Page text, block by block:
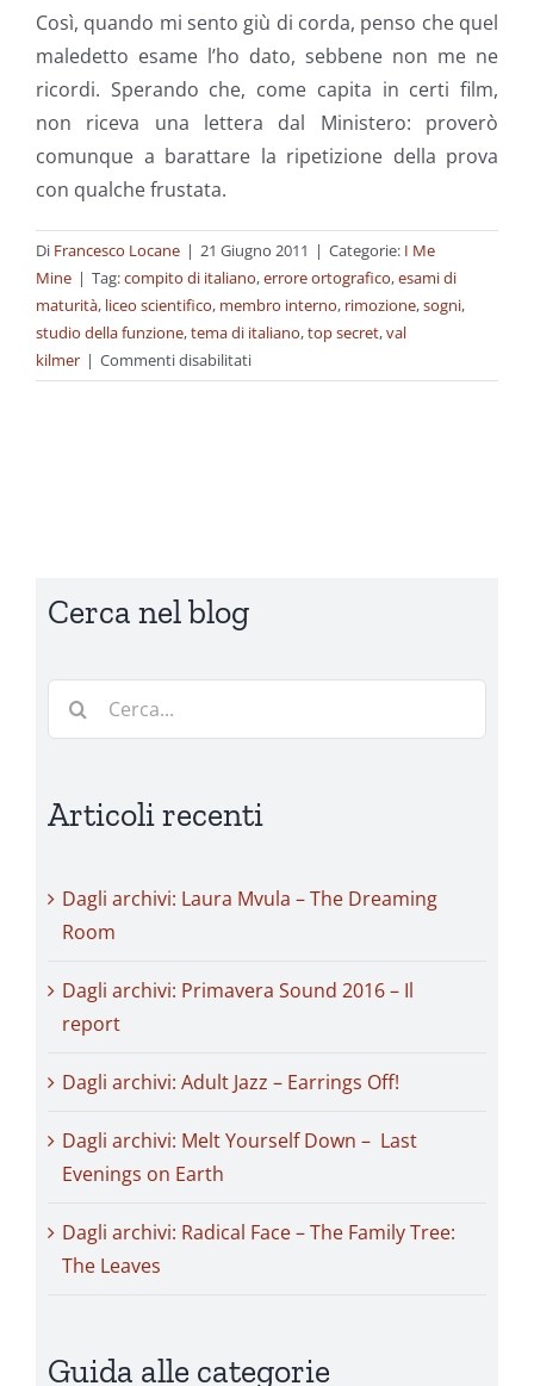
Così, quando mi sento giù di corda, penso che quel
maledetto esame l’ho dato, sebbene non me ne
ricordi. Sperando che, come capita in certi film,
non riceva una lettera dal Ministero: proverò
comunque a barattare la ripetizione della prova
con qualche frustata.
Di Francesco Locane | 21 Giugno 2011 | Categorie: I Me
Mine | Tag:compito di italiano,errore ortografico,esami di
maturità, liceo scientifico, membro interno, rimozione,sogni,
studio della funzione,tema di italiano,top secret,val
kilmer | Commenti disabilitatisu
Esami
Cerca nel blog
Cerca
Articoli recenti
Dagli archivi: Laura Mvula – The Dreaming
Room
Dagli archivi: Primavera Sound 2016 – Il
report
Dagli archivi: Adult Jazz – Earrings Off!
Dagli archivi: Melt Yourself Down – Last
Evenings on Earth
Dagli archivi: Radical Face – The Family Tree:
The Leaves
Guida alle categorie